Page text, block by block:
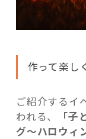
木
民
館
で
イ
作って楽
ご紹介するイ
われる、
「
グ～ハロウィ